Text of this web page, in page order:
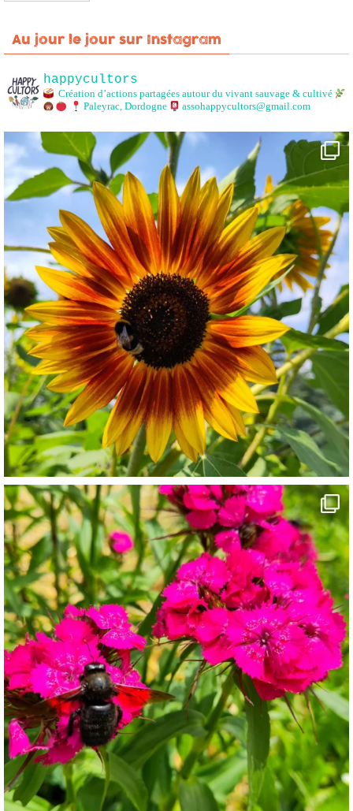
Au jour le jour sur Instagram
happycultors
Création d’actions partagées autour du vivant sauvage & cultivé
Paleyrac, Dordogne
assohappycultors@gmail.com